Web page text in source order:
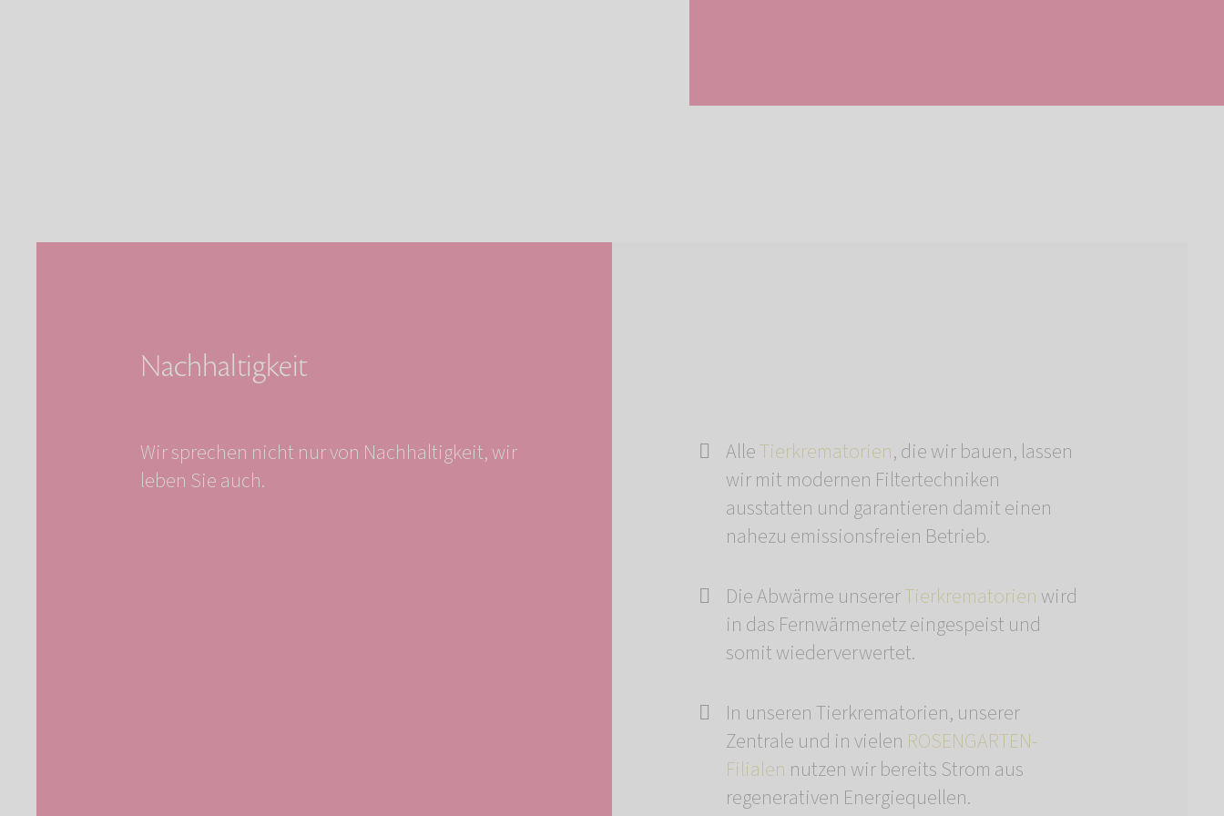
Nachhaltigkeit
Wir sprechen nicht nur von Nachhaltigkeit, wir
leben Sie auch.
AlleTierkrematorien, die wir bauen, lassen
wir mit modernen Filtertechniken
ausstatten und garantieren damit einen
nahezu emissionsfreien Betrieb.
Die Abwärme unsererTierkrematorien wird
in das Fernwärmenetz eingespeist und
somit wiederverwertet.
In unseren Tierkrematorien, unserer
Zentrale und in vielen ROSENGARTEN-
Filialen nutzen wir bereits Strom aus
regenerativen Energiequellen.